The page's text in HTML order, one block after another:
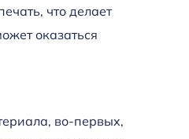
что делает
оказаться
во-первых,